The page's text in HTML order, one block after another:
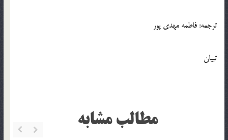
ترجمه: فاطمه مهدی پور
تبیان
مطالب مشابه